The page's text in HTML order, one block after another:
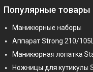
Популярные товары
Маникюрные наборы
Аппарат Strong 210/105L
Маникюрная лопатка
Ножницы для кутикулы